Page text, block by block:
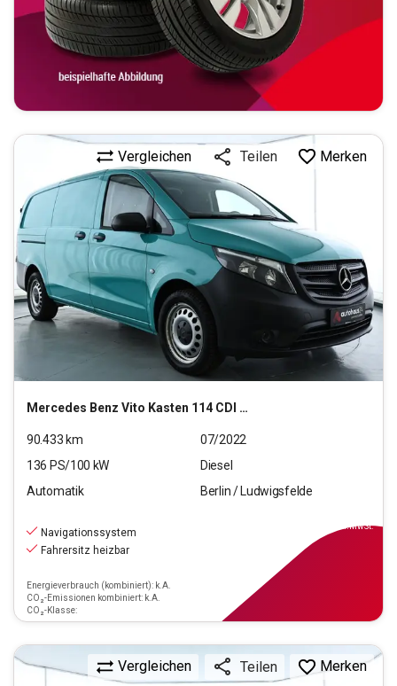
Mercedes Benz Vito Kasten 114 CDI Pro RWD lang (EURO 6d)
Vergleichen Teilen Merken
90.433 km
07/2022
136 PS/100 kW
Diesel
Automatik
Berlin / Ludwigsfelde
Navigationssystem
Fahrersitz heizbar
Energieverbrauch (kombiniert): k.A.
CO₂-Emissionen kombiniert: k.A.
CO₂-Klasse:
inkl.MwSt.
Vergleichen Teilen Merken